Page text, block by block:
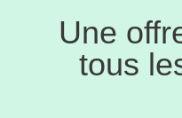
Une
tous